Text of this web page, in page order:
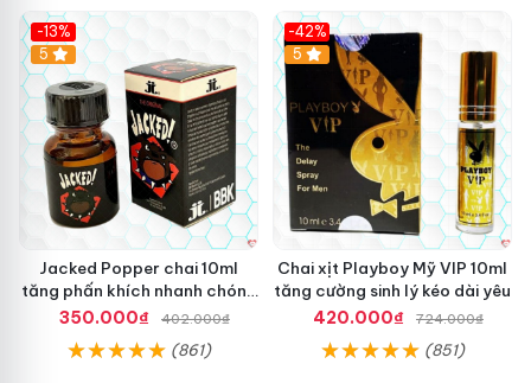
-13%
5
Jacked Popper chai 10ml
tăng phấn khích nhanh chóng
mua ngay
350.000₫ 402.000₫
(861)
-42%
5
Chai xịt Playboy Mỹ VIP 10ml
tăng cường sinh lý kéo dài yêu
420.000₫
724.000₫
(851)